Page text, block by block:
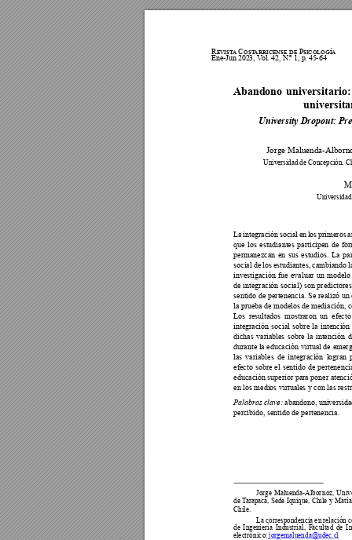

Ene-Jun 2023, Vol. 42, N.º 1, p. 45-64
Abandono
University Dropout:
La integración social en los primeros
que los estudiantes participen de
    
social de los estudiantes, cambiando
investigación fue evaluar un
de integración social) son
sentido de pertenencia. Se realizó
la prueba de modelos de mediación,
   
integración social sobre la
dichas variables sobre la intención
durante la educación virtual de
las variables de integración logran
efecto sobre el sentido de
educación superior para poner
en los medios virtuales y con las
Palabras clave: abandono,
percibido, sentido de pertenencia.
Jorge Maluenda-
  
  

La correspondencia en relación
     
electrónico: jorgemaluend a@udec.cl